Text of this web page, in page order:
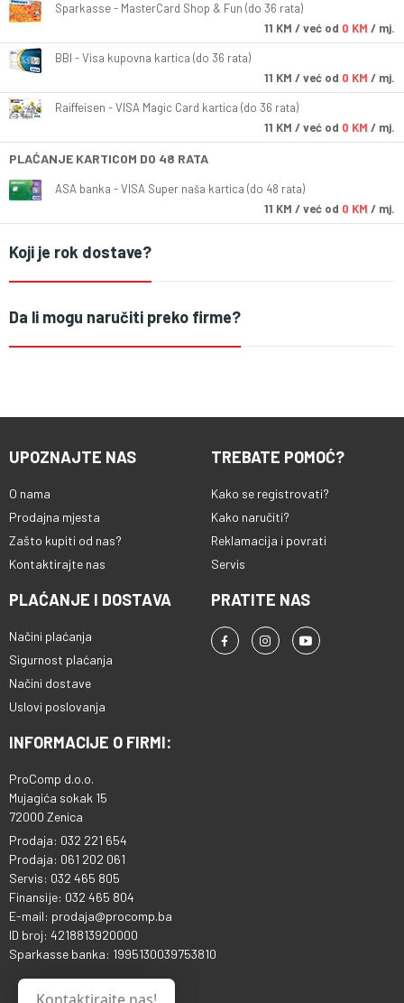
Sparkasse - MasterCard Shop & Fun (do 36 rata)
11 KM / već od 0 KM / mj.
BBI - Visa kupovna kartica (do 36 rata)
11 KM / već od 0 KM / mj.
Raiffeisen - VISA Magic Card kartica (do 36 rata)
11 KM / već od 0 KM / mj.
PLAĆANJE KARTICOM DO 48 RATA
ASA banka - VISA Super naša kartica (do 48 rata)
11 KM / već od 0 KM / mj.
Koji je rok dostave?
Da li mogu naručiti preko firme?
UPOZNAJTE NAS
O nama
Prodajna mjesta
Zašto kupiti od nas?
Kontaktirajte nas
TREBATE POMOĆ?
Kako se registrovati?
Kako naručiti?
Reklamacija i povrati
Servis
PLAĆANJE I DOSTAVA
Načini plaćanja
Sigurnost plaćanja
Načini dostave
Uslovi poslovanja
PRATITE NAS
INFORMACIJE O FIRMI:
ProComp d.o.o.
Mujagića sokak 15
72000 Zenica
Prodaja: 032 221 654
Prodaja: 061 202 061
Servis: 032 465 805
Finansije: 032 465 804
E-mail: prodaja@procomp.ba
ID broj: 4218813920000
Sparkasse banka: 1995130039753810